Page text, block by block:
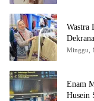
Wastra
Minggu,
Enam
Husein